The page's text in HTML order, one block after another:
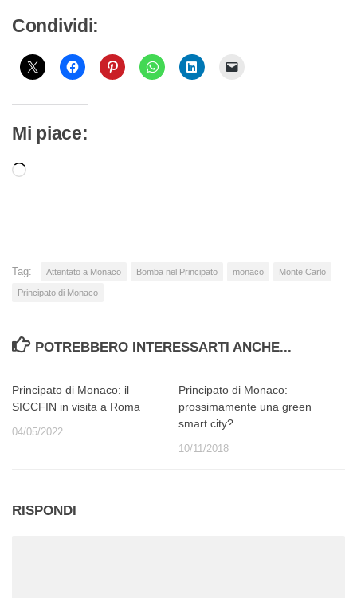
Condividi:
Mi piace:
Caricamento
Tag: Attentato a Monaco Bomba nel Principato monaco Monte Carlo
Principato di Monaco
POTREBBERO INTERESSARTI ANCHE...
Principato di Monaco: il
SICCFIN in visita a Roma
04/05/2022
Principato di Monaco:
prossimamente una green
smart city?
10/11/2018
RISPONDI